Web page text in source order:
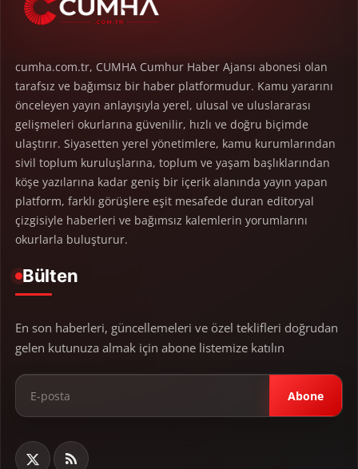
cumha.com.tr, CUMHA Cumhur Haber Ajansı abonesi olan
tarafsız ve bağımsız bir haber platformudur. Kamu yararını
önceleyen yayın anlayışıyla yerel, ulusal ve uluslararası
gelişmeleri okurlarına güvenilir, hızlı ve doğru biçimde
ulaştırır. Siyasetten yerel yönetimlere, kamu kurumlarından
sivil toplum kuruluşlarına, toplum ve yaşam başlıklarından
köşe yazılarına kadar geniş bir içerik alanında yayın yapan
platform, farklı görüşlere eşit mesafede duran editoryal
çizgisiyle haberleri ve bağımsız kalemlerin yorumlarını
okurlarla buluşturur.
Bülten
En son haberleri, güncellemeleri ve özel teklifleri doğrudan
gelen kutunuza almak için abone listemize katılın
Abone